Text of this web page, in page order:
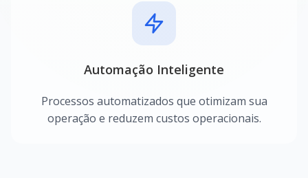
Automação Inteligente
Processos automatizados que otimizam sua
operação e reduzem custos operacionais.